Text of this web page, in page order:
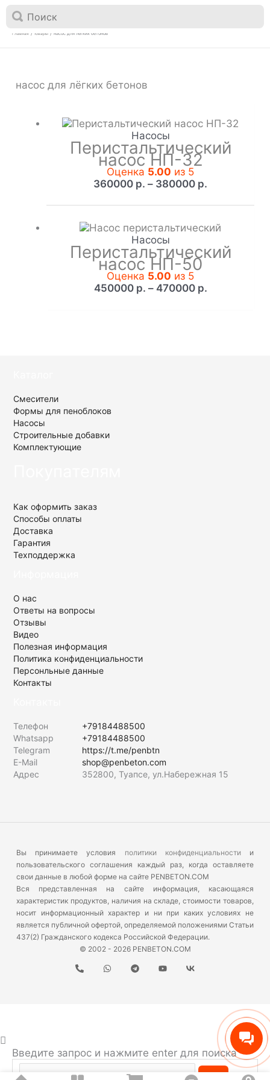
Перейти
Главная Товары насос для лёгких бетонов
насос для лёгких бетонов
Насосы
Перистальтический
насос НП-32
Оценка 5.00 из 5
360000 р. – 380000 р.
360000 р.
380000 р.
Насосы
Перистальтический
насос НП-50
Оценка 5.00 из 5
450000 р. – 470000 р.Диапазон
Смесители
Формы для пеноблоков
Насосы
Строительные добавки
Комплектующие
Как оформить заказ
Способы оплаты
Доставка
Гарантия
Техподдержка
О нас
Ответы на вопросы
Отзывы
Видео
Полезная информация
Политика конфиденциальности
Персонльные данные
Контакты
Телефон
+79184488500
Whatsapp
+79184488500
Telegram
https://t.me/penbtn
E-Mail
shop@penbeton.com
Адрес
352800, Туапсе, ул.Набережная 15
Вы принимаете условия политики конфиденциальностии
пользовательского соглашения каждый раз, когда оставляете
свои данные в любой форме на сайте PENBETON.COM
Вся представленная на сайте информация, касающаяся
характеристик продуктов, наличия на складе, стоимости товаров,
носит информационный характер и ни при каких условиях не
является публичной офертой, определяемой положениями Статьи
437(2) Гражданского кодекса Российской Федерации.
© 2002 - 2026 PENBETON.COM
Введите запрос и нажмите enter для поиска